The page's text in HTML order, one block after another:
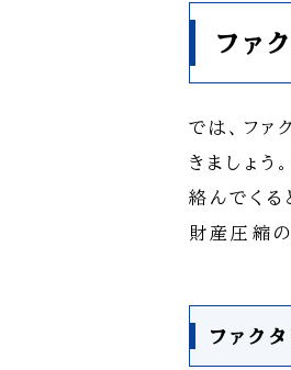
ファ
では、フ
きましょう
絡んでくる
財産圧縮
ファク